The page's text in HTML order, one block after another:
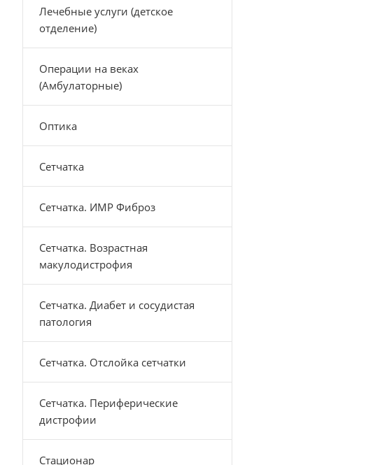
Лечебные услуги (детское
отделение)
Операции на веках
(Амбулаторные)
Оптика
Сетчатка
Сетчатка. ИМР Фиброз
Сетчатка. Возрастная
макулодистрофия
Сетчатка. Диабет и сосудистая
патология
Сетчатка. Отслойка сетчатки
Сетчатка. Периферические
дистрофии
Стационар